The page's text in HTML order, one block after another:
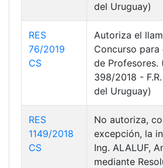
del Uruguay)
RES
76/2019
CS
Autoriza el
Concurso
de Profesores.
398/2018 -
del Uruguay)
RES
1149/2018
CS
No autoriza,
excepción, la
Ing. ALALUF,
mediante